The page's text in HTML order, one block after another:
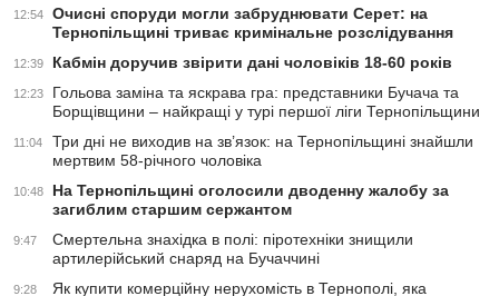
12:54
Очисні споруди могли забруднювати Серет: на
Тернопільщині триває кримінальне розслідування
12:39 Кабмін доручив звірити дані чоловіків 18-60 років
12:23
Гольова заміна та яскрава гра: представники Бучача та
Борщівщини – найкращі у турі першої ліги Тернопільщини
11:04
Три дні не виходив на зв’язок: на Тернопільщині знайшли
мертвим 58-річного чоловіка
10:48
На Тернопільщині оголосили дводенну жалобу за
загиблим старшим сержантом
9:47
Смертельна знахідка в полі: піротехніки знищили
артилерійський снаряд на Бучаччині
9:28 Як купити комерційну нерухомість в Тернополі, яка